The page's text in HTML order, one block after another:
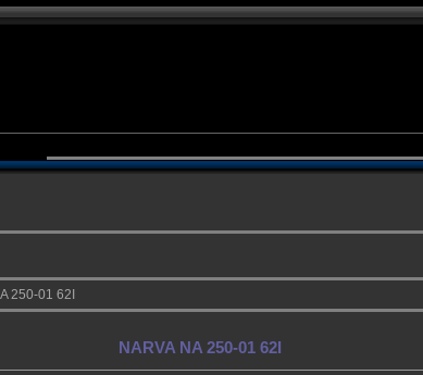
250-01 62I
NARVA NA 250-01 62I